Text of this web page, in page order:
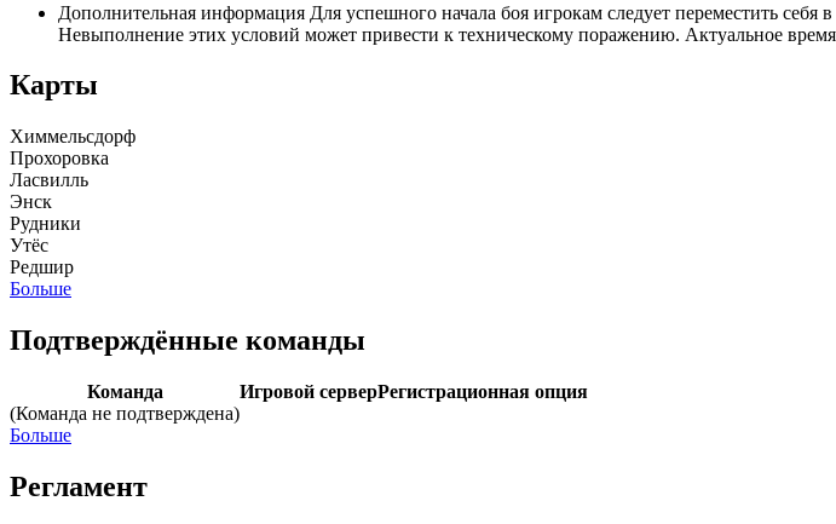
Дополнительная информация Для успешного начала боя игрокам следует переместить себя
Невыполнение этих условий может привести к техническому поражению. Актуальное
Карты
Химмельсдорф
Прохоровка
Ласвилль
Энск
Рудники
Утёс
Редшир
Больше
Подтверждённые команды
Команда Игровой серверРегистрационная опция
(Команда не подтверждена)
Больше
Регламент